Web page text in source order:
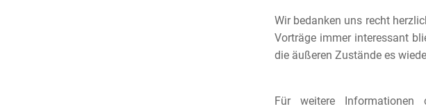
Wir bedanken uns recht
Vorträge immer interessant
die äußeren Zustände es
Für weitere